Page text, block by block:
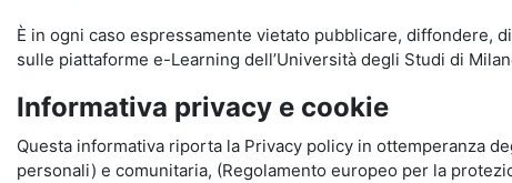
È in ogni caso espressamente vietato pubblicare, diffondere,
sulle piattaforme e-Learning dell’Università degli Studi di
Informativa privacy e cookie
Questa informativa riporta la Privacy policy in ottemperanza
personali) e comunitaria, (Regolamento europeo per la